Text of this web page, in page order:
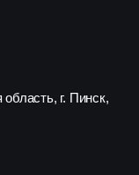
г. Пинск,